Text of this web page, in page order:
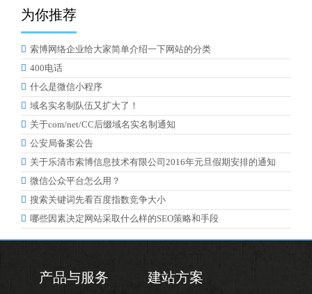
为你推荐
 索博网络企业给大家简单介绍一下网站的分类
 400电话
 什么是微信小程序
 域名实名制队伍又扩大了！
 关于com/net/CC后缀域名实名制通知
 公安局备案公告
 关于乐清市索博信息技术有限公司2016年元旦假期安排的通知
 微信公众平台怎么用？
 搜索关键词先看百度指数竞争大小
 哪些因素决定网站采取什么样的SEO策略和手段
产品与服务 建站方案